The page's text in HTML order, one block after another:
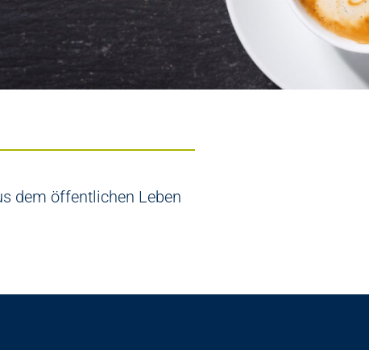
dem öffentlichen Leben